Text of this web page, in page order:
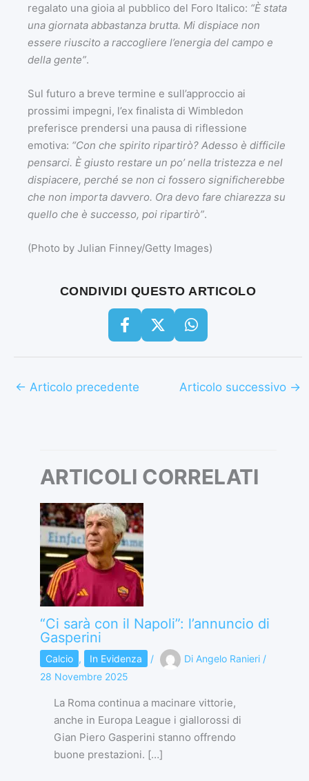
regalato una gioia al pubblico del Foro Italico: “È stata
una giornata abbastanza brutta. Mi dispiace non
essere riuscito a raccogliere l’energia del campo e
della gente”.
Sul futuro a breve termine e sull’approccio ai
prossimi impegni, l’ex finalista di Wimbledon
preferisce prendersi una pausa di riflessione
emotiva: “Con che spirito ripartirò? Adesso è difficile
pensarci. È giusto restare un po’ nella tristezza e nel
dispiacere, perché se non ci fossero significherebbe
che non importa davvero. Ora devo fare chiarezza su
quello che è successo, poi ripartirò”.
(Photo by Julian Finney/Getty Images)
CONDIVIDI QUESTO ARTICOLO
← Articolo precedente Articolo successivo →
ARTICOLI CORRELATI
“Ci sarà con il Napoli”: l’annuncio di
Gasperini
Calcio , In Evidenza / Di Angelo Ranieri /
28 Novembre 2025
La Roma continua a macinare vittorie,
anche in Europa League i giallorossi di
Gian Piero Gasperini stanno offrendo
buone prestazioni. […]